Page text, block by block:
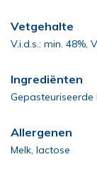
Vetgehalte
V.i.d.s.: min. 48%,
Ingrediënten
Gepasteuriseerde
Allergenen
Melk, lactose